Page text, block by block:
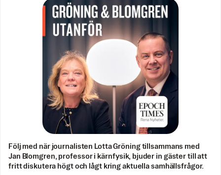
Följ med när journalisten Lotta Gröning tillsammans med
Jan Blomgren, professor i kärnfysik, bjuder in gäster till att
fritt diskutera högt och lågt kring aktuella samhällsfrågor.